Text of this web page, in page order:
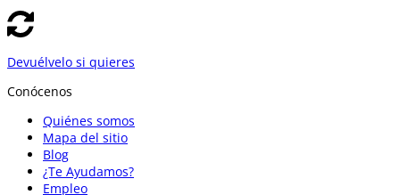
Devuélvelo si quieres
Conócenos
Quiénes somos
Mapa del sitio
Blog
¿Te Ayudamos?
Empleo